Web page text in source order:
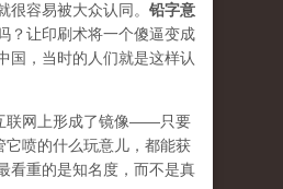
很容易被大众认同。 铅字意
？让印刷术将一个傻逼变成
国，当时的人们就是这样认
联网上形成了镜像——只要
它喷的什么玩意儿，都能获
看重的是知名度，而不是真